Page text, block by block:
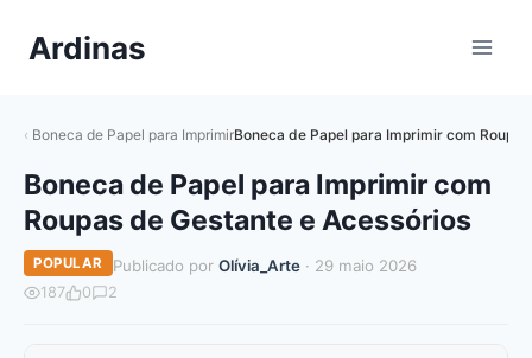
paraArdinas
Boneca de Papel para ImprimirBoneca de Papel para Imprimir com
Boneca de Papel para Imprimir com
Roupas de Gestante e Acessórios
POPULAR Publicado por Olívia_Arte· 29 maio 2026
187 0 2